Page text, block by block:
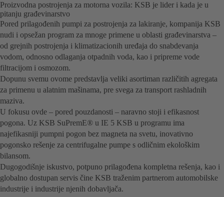
Proizvodna postrojenja za motorna vozila: KSB je lider i kada je u
pitanju građevinarstvo
Pored prilagođenih pumpi za postrojenja za lakiranje, kompanija KSB
nudi i opsežan program za mnoge primene u oblasti građevinarstva –
od grejnih postrojenja i klimatizacionih uređaja do snabdevanja
vodom, odnosno odlaganja otpadnih voda, kao i pripreme vode
filtracijom i osmozom.
Dopunu svemu ovome predstavlja veliki asortiman različitih agregata
za primenu u alatnim mašinama, pre svega za transport rashladnih
maziva.
U fokusu ovde – pored pouzdanosti – naravno stoji i efikasnost
pogona. Uz KSB SuPremE® u IE 5 KSB u programu ima
najefikasniji pumpni pogon bez magneta na svetu, inovativno
pogonsko rešenje za centrifugalne pumpe s odličnim ekološkim
bilansom.
Dugogodišnje iskustvo, potpuno prilagođena kompletna rešenja, kao i
globalno dostupan servis čine KSB traženim partnerom automobilske
industrije i industrije njenih dobavljača.